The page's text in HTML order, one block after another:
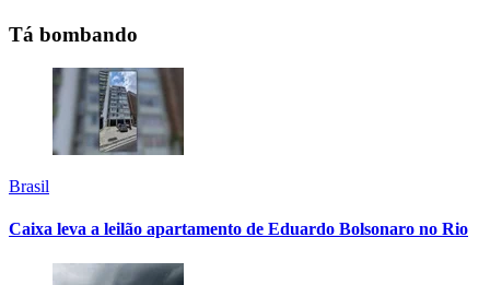
Tá bombando
Brasil
Caixa leva a leilão apartamento de Eduardo Bolsonaro no Rio